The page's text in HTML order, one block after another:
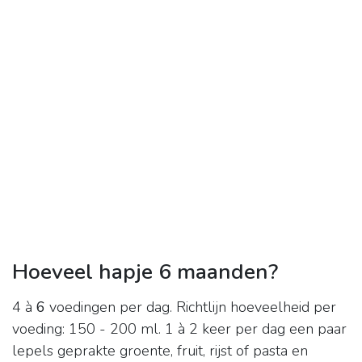
Hoeveel hapje 6 maanden?
4 à 6 voedingen per dag. Richtlijn hoeveelheid per
voeding: 150 - 200 ml. 1 à 2 keer per dag een paar
lepels geprakte groente, fruit, rijst of pasta en